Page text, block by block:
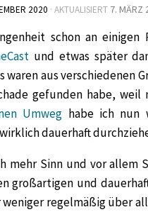
2020 · AKTUALISIERT 7. MÄRZ
schon an
und etwas später
waren aus verschiedenen
gefunden habe,
Umweg habe ich nun
dauerhaft
mehr Sinn und vor allem
großartigen und
regelmäßig über